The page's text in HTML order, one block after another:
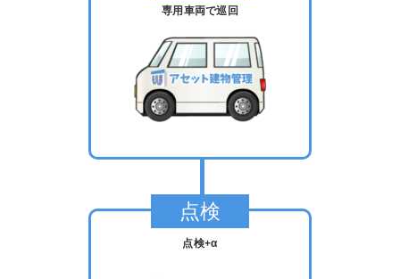
専用車両で巡回
点検
点検+α